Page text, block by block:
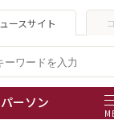
ースサイト
ーソン